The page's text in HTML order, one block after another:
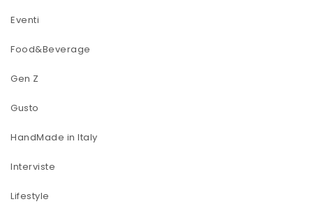
Eventi
Food&Beverage
Gen Z
Gusto
HandMade in Italy
Interviste
Lifestyle